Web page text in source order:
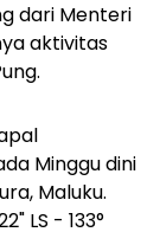
dari Menteri
aktivitas
Minggu dini
Maluku.
LS - 133°